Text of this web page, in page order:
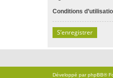
Conditions
S’enregistrer
Développé parphpBB®